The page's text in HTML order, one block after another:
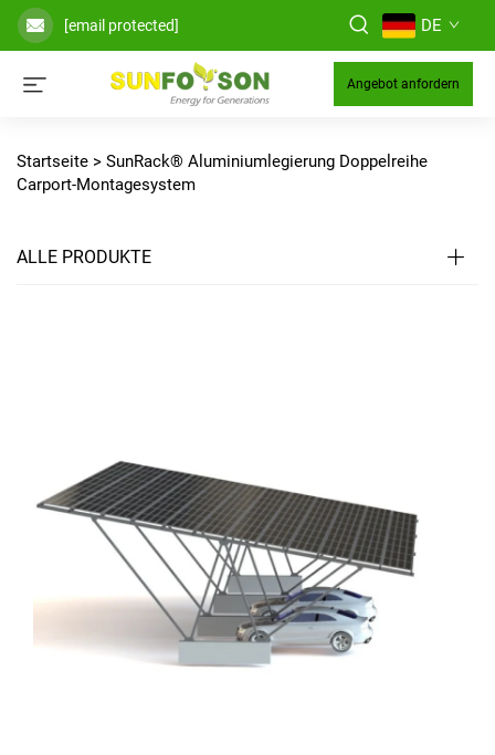
[email protected] DE
Angebot anfordern
Startseite > SunRack® Aluminiumlegierung Doppelreihe
Carport-Montagesystem
ALLE PRODUKTE